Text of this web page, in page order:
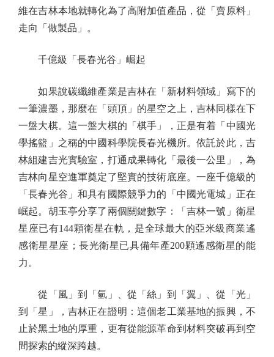
維在吉林本地就轉化為了高附加值產品，從「賣原料」
走向「做製品」。
千億級「長春光谷」崛起
如果說碳纖維產業是吉林在「新材料領域」寫下的
一筆濃墨，那麼在「頭頂」的星空之上，吉林同樣在下
一盤大棋。這一盤大棋的「棋手」，正是有着「中國光
學搖籃」之稱的中國科學院長春光機所。依託於此，吉
林組建吉光實驗室，打通成果轉化「最後一公里」，為
吉林向星空進軍奠定了堅實的技術底座。一座千億級的
「長春光谷」和具有國際競爭力的「中國光電城」正在
崛起。胡玉亭分享了兩個關鍵數字：「吉林一號」衛星
星座已有144顆衛星在軌，是全球最大的亞米級商業遙
感衛星星座；長光衛星已具備年產200顆遙感衛星的能
力。
從「風」到「氫」、從「絲」到「翼」、從「光」
到「星」，吉林正在證明：這個老工業基地的振興，不
止於黑土地的厚重，更有從能源革命到材料突破再到空
間探索的縱深跨越。